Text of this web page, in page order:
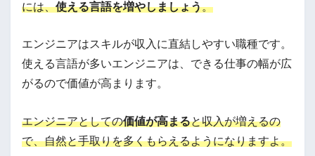
には、使える言語を増やしましょう。
エンジニアはスキルが収入に直結しやすい職種です。
使える言語が多いエンジニアは、できる仕事の幅が広
がるので価値が高まります。
エンジニアとしての価値が高まると収入が増えるの
で、自然と手取りを多くもらえるようになりますよ。